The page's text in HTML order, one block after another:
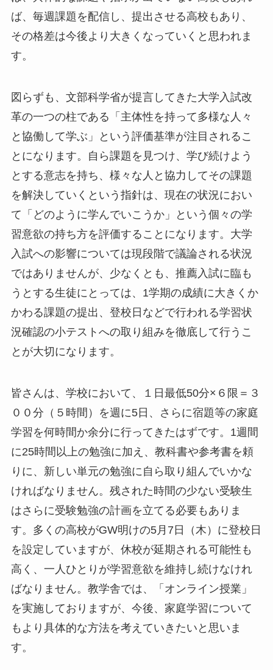
ば、毎週課題を配信し、提出させる高校もあり、
その格差は今後より大きくなっていくと思われま
す。
図らずも、文部科学省が提言してきた大学入試改
革の一つの柱である「主体性を持って多様な人々
と協働して学ぶ」という評価基準が注目されるこ
とになります。自ら課題を見つけ、学び続けよう
とする意志を持ち、様々な人と協力してその課題
を解決していくという指針は、現在の状況におい
て「どのように学んでいこうか」という個々の学
習意欲の持ち方を評価することになります。大学
入試への影響については現段階で議論される状況
ではありませんが、少なくとも、推薦入試に臨も
うとする生徒にとっては、1学期の成績に大きくか
かわる課題の提出、登校日などで行われる学習状
況確認の小テストへの取り組みを徹底して行うこ
とが大切になります。
皆さんは、学校において、１日最低50分×６限＝３
００分（５時間）を週に5日、さらに宿題等の家庭
学習を何時間か余分に行ってきたはずです。1週間
に25時間以上の勉強に加え、教科書や参考書を頼
りに、新しい単元の勉強に自ら取り組んでいかな
ければなりません。残された時間の少ない受験生
はさらに受験勉強の計画を立てる必要もありま
す。多くの高校がGW明けの5月7日（木）に登校日
を設定していますが、休校が延期される可能性も
高く、一人ひとりが学習意欲を維持し続けなけれ
ばなりません。教学舎では、「オンライン授業」
を実施しておりますが、今後、家庭学習について
もより具体的な方法を考えていきたいと思いま
す。